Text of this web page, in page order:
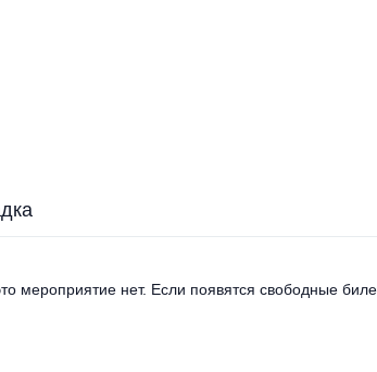
мероприятие нет. Если появятся свободные